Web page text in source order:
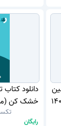
1403 - 1404
دانلود
خشک کن
رایگان